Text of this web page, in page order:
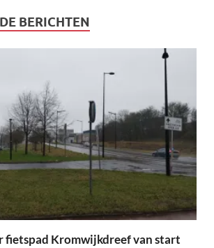
BERICHTEN
fietspad Kromwijkdreef van start